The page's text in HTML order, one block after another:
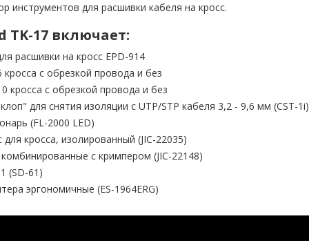
инструментов для расшивки кабеля на кросс.
TK-17 включает:
расшивки на кросс EPD-914
кросса с обрезкой провода и без
кросса с обрезкой провода и без
для снятия изоляции с UTP/STP кабеля 3,2 - 9,6 мм (CST-1i)
(FL-2000 LED)
кросса, изолированный (JIC-22035)
с кримпером (JIC-22148)
(SD-61)
эргономичные (ES-1964ERG)